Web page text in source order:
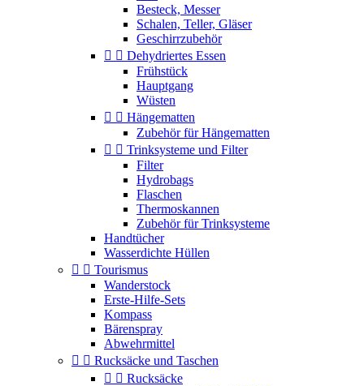
Besteck, Messer
Schalen, Teller, Gläser
Geschirrzubehör
  Dehydriertes Essen
Frühstück
Hauptgang
Wüsten
  Hängematten
Zubehör für Hängematten
  Trinksysteme und Filter
Filter
Hydrobags
Flaschen
Thermoskannen
Zubehör für Trinksysteme
Handtücher
Wasserdichte Hüllen
  Tourismus
Wanderstock
Erste-Hilfe-Sets
Kompass
Bärenspray
Abwehrmittel
  Rucksäcke und Taschen
  Rucksäcke